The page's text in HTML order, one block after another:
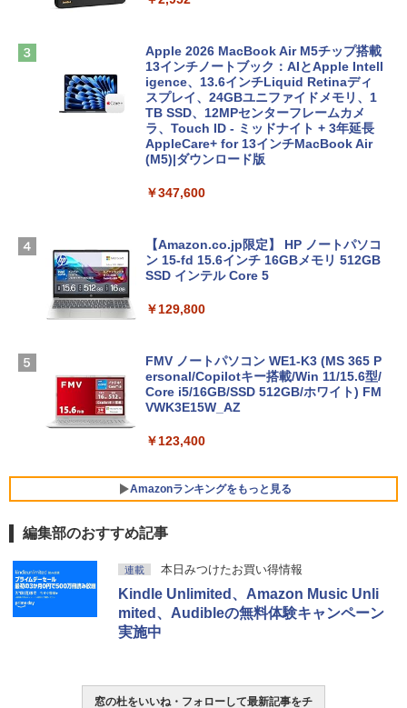
Apple 2026 MacBook Air M5チップ搭載
13インチノートブック：AIとApple Intell
igence、13.6インチLiquid Retinaディ
スプレイ、24GBユニファイドメモリ、1
TB SSD、12MPセンターフレームカメ
ラ、Touch ID - ミッドナイト + 3年延長
AppleCare+ for 13インチMacBook Air
(M5)|ダウンロード版
￥347,600
【Amazon.co.jp限定】 HP ノートパソコ
ン 15-fd 15.6インチ 16GBメモリ 512GB
SSD インテル Core 5
￥129,800
FMV ノートパソコン WE1-K3 (MS 365 P
ersonal/Copilotキー搭載/Win 11/15.6型/
Core i5/16GB/SSD 512GB/ホワイト) FM
VWK3E15W_AZ
￥123,400
Amazonランキングをもっと見る
Robloxギフトカード - 800 Robux 【限
定バーチャルアイテムを含む】 【オンラ
インゲームコード】 ロブロックス | オン
ラインコード版
￥1,300
Microsoft Office Home & Business 202
生成AIパスポート公式テキスト 第４版
￥1,766
出す プロンプトの言葉 AI画像生成シリー
Amazon Kindle Paperwhite (16GB) 7イ
ンチディスプレイ、色調調節ライト、12
週間持続バッテリー、広告なし、ブラッ
ク
￥27,980
Amazon Kindle - 目に優しい、かさばら
編集部のおすすめ記事
連載 本日みつけたお買い得情報
Kindle Unlimited、Amazon Music Unli
mited、Audibleの無料体験キャンペーン
実施中
窓の杜をいいね・フォローして最新記事をチ